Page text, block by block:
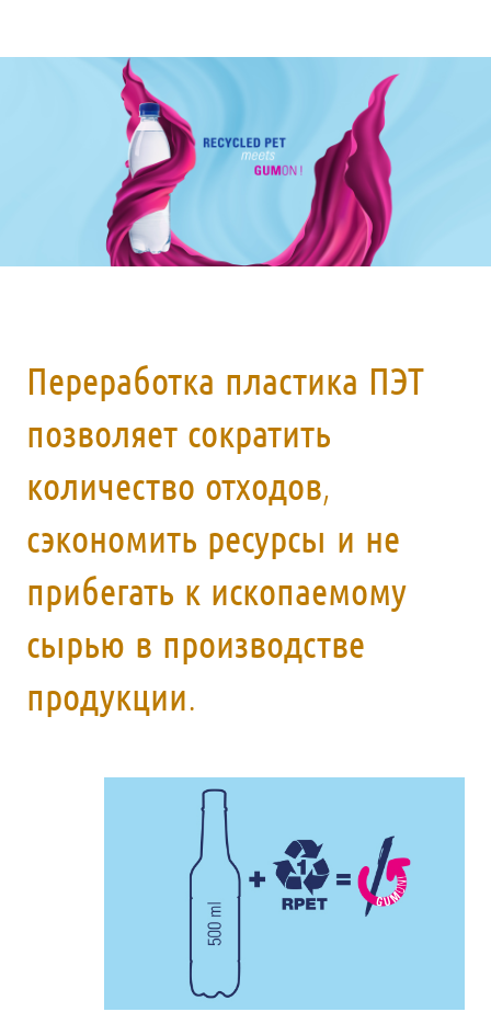
Переработка пластика ПЭТ
позволяет сократить
количество отходов,
сэкономить ресурсы и не
прибегать к ископаемому
сырью в производстве
продукции.